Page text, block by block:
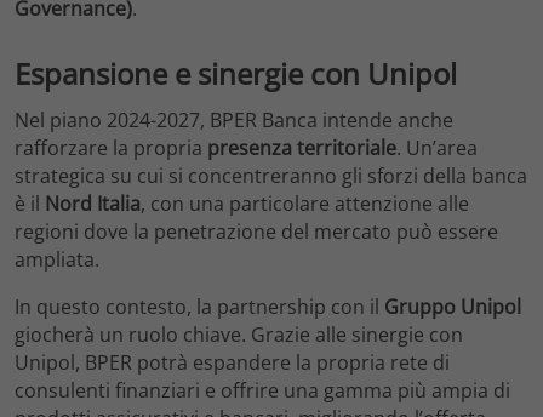
Governance).
Espansione e sinergie con Unipol
Nel piano 2024-2027, BPER Banca intende anche
rafforzare la propria presenza territoriale. Un’area
strategica su cui si concentreranno gli sforzi della banca
è il Nord Italia, con una particolare attenzione alle
regioni dove la penetrazione del mercato può essere
ampliata.
In questo contesto, la partnership con il Gruppo Unipol
giocherà un ruolo chiave. Grazie alle sinergie con
Unipol, BPER potrà espandere la propria rete di
consulenti finanziari e offrire una gamma più ampia di